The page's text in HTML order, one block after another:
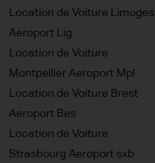
Location de Voiture Limoges
Aeroport Lig
Location de Voiture
Montpellier Aeroport Mpl
Location de Voiture Brest
Aeroport Bes
Location de Voiture
Strasbourg Aeroport sxb